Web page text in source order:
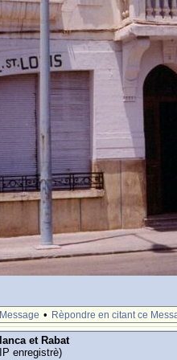
• Rèpondre en citant ce
et Rabat
enregistrè)